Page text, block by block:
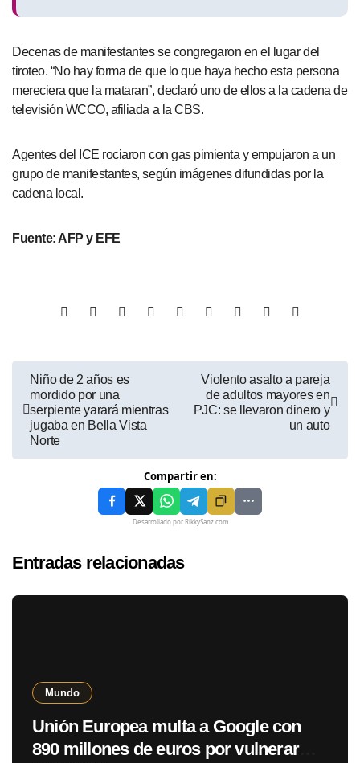
Decenas de manifestantes se congregaron en el lugar del
tiroteo. “No hay forma de que lo que haya hecho esta persona
mereciera que la mataran”, declaró uno de ellos a la cadena de
televisión WCCO, afiliada a la CBS.
Agentes del ICE rociaron con gas pimienta y empujaron a un
grupo de manifestantes, según imágenes difundidas por la
cadena local.
Fuente: AFP y EFE
Niño de 2 años es
mordido por una
serpiente yarará mientras
jugaba en Bella Vista
Norte
Violento asalto a pareja
de adultos mayores en
PJC: se llevaron dinero y
un auto
Compartir en:
Desarrollado por RikkySanz.com
Entradas relacionadas
Mundo
Unión Europea multa a Google con
890 millones de euros por vulnerar